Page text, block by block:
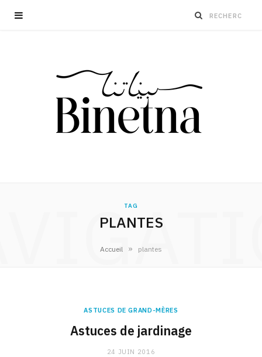
TAG
PLANTES
Accueil » plantes
ASTUCES DE GRAND-MÈRES
Astuces de jardinage
24 JUIN 2016